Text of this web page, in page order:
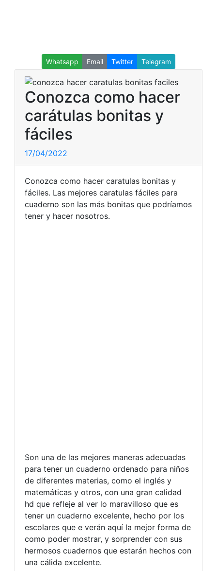
Whatsapp Email Twitter Telegram
Conozca como hacer
carátulas bonitas y
fáciles
17/04/2022
Conozca como hacer caratulas bonitas y
fáciles. Las mejores caratulas fáciles para
cuaderno son las más bonitas que podríamos
tener y hacer nosotros.
Son una de las mejores maneras adecuadas
para tener un cuaderno ordenado para niños
de diferentes materias, como el inglés y
matemáticas y otros, con una gran calidad
hd que refleje al ver lo maravilloso que es
tener un cuaderno excelente, hecho por los
escolares que e verán aquí la mejor forma de
como poder mostrar, y sorprender con sus
hermosos cuadernos que estarán hechos con
una cálida excelente.